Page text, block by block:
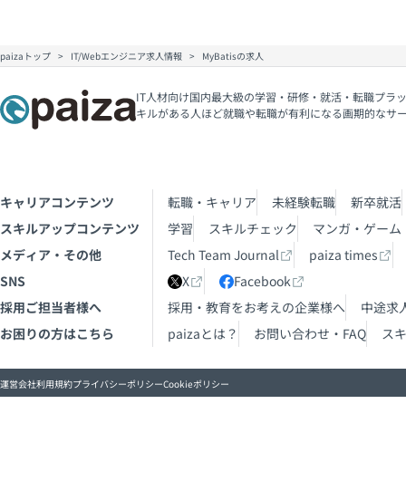
paizaトップ IT/Webエンジニア求人情報 MyBatisの求人
IT人材向け国内最大級の学習・研修・就活・転職プラ
キルがある人ほど就職や転職が有利になる画期的なサ
キャリアコンテンツ 転職・キャリア 未経験転職
新卒就活
スキルアップコンテンツ
学習 スキルチェック
マンガ・ゲーム
メディア・その他
Tech Team Journal
paiza times
SNS
X
Facebook
採用ご担当者様へ
採用・教育をお考えの企業様へ
中途求
お困りの方はこちら
paizaとは？ お問い合わせ・FAQ ス
運営会社利用規約プライバシーポリシーCookieポリシー